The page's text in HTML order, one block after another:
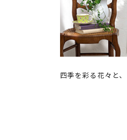
四季を彩る花々と